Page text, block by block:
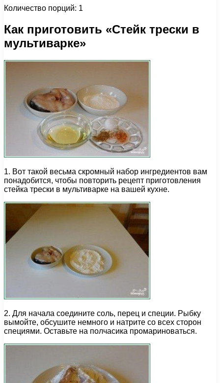
Количество порций: 1
Как приготовить «Стейк трески в
мультиварке»
1. Вот такой весьма скромный набор ингредиентов вам
понадобится, чтобы повторить рецепт приготовления
стейка трески в мультиварке на вашей кухне.
2. Для начала соедините соль, перец и специи. Рыбку
вымойте, обсушите немного и натрите со всех сторон
специями. Оставьте на полчасика промариноваться.